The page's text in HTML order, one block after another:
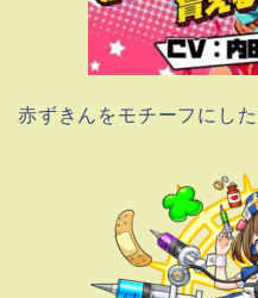
赤ずきんをモチーフにし